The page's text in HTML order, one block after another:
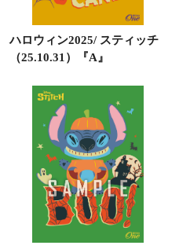
ハロウィン2025/ スティッチ
（25.10.31）『A』